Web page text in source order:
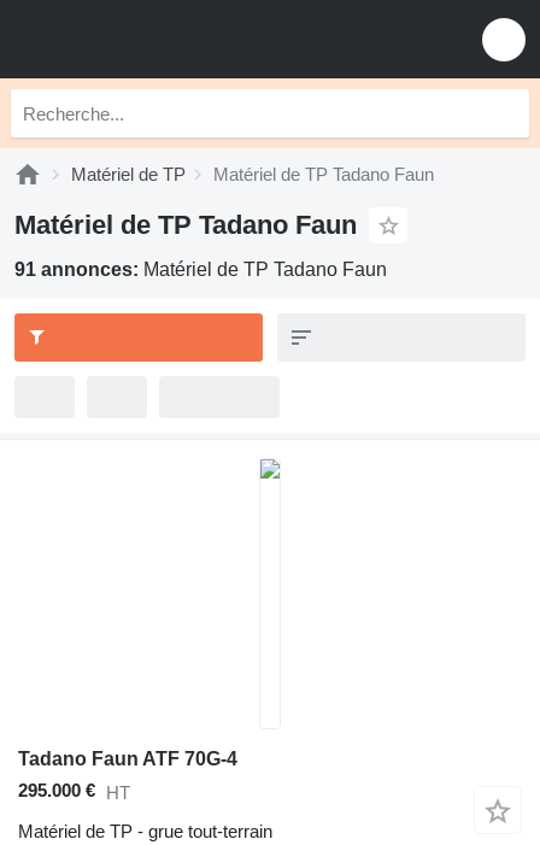
Matériel de TP Matériel de TP Tadano Faun
Matériel de TP Tadano Faun
91 annonces: Matériel de TP Tadano Faun
Tadano Faun ATF 70G-4
295.000 € HT
Matériel de TP - grue tout-terrain